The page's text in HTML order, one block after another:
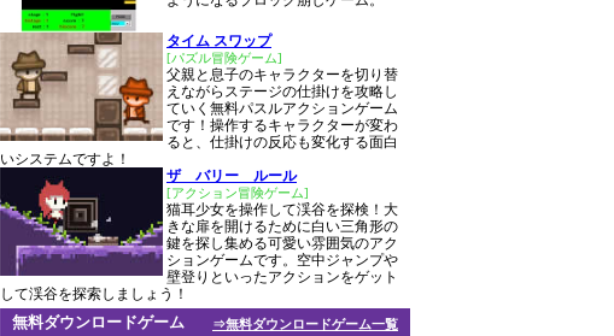
タイム スワップ
[パズル冒険ゲーム]
父親と息子のキャラクターを切り替
えながらステージの仕掛けを攻略し
ていく無料パスルアクションゲーム
です！操作するキャラクターが変わ
ると、仕掛けの反応も変化する面白
いシステムですよ！
ザ バリー ルール
[アクション冒険ゲーム]
猫耳少女を操作して渓谷を探検！大
きな扉を開けるために白い三角形の
鍵を探し集める可愛い雰囲気のアク
ションゲームです。空中ジャンプや
壁登りといったアクションをゲット
して渓谷を探索しましょう！
⇒無料ダウンロードゲーム一覧
無料ダウンロードゲーム